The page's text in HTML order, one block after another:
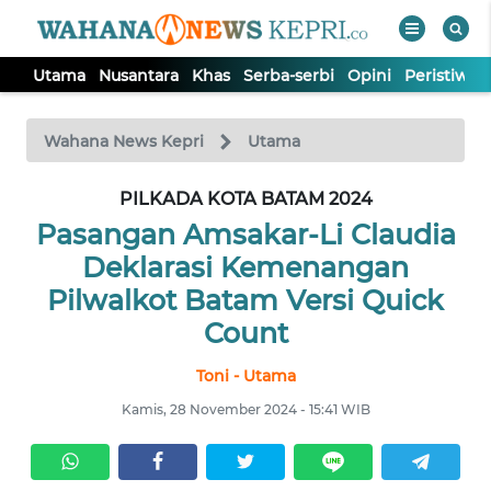
Utama Nusantara Khas Serba-serbi Opini Peristiwa
Wahana News Kepri Utama
PILKADA KOTA BATAM 2024
Pasangan Amsakar-Li Claudia
Deklarasi Kemenangan
Pilwalkot Batam Versi Quick
Count
Toni - Utama
Kamis, 28 November 2024 - 15:41 WIB
TV
Tutup
NUSANTARA
OPINI